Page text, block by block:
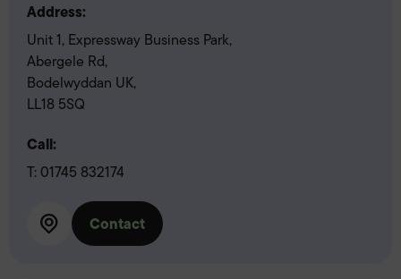
Address:
Unit 1, Expressway Business Park,
Abergele Rd,
Bodelwyddan UK,
LL18 5SQ
Call:
T: 01745 832174
Contact